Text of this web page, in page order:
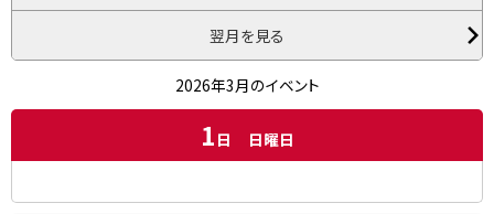
翌月を見る
2026年3月のイベント
1 日 日曜日